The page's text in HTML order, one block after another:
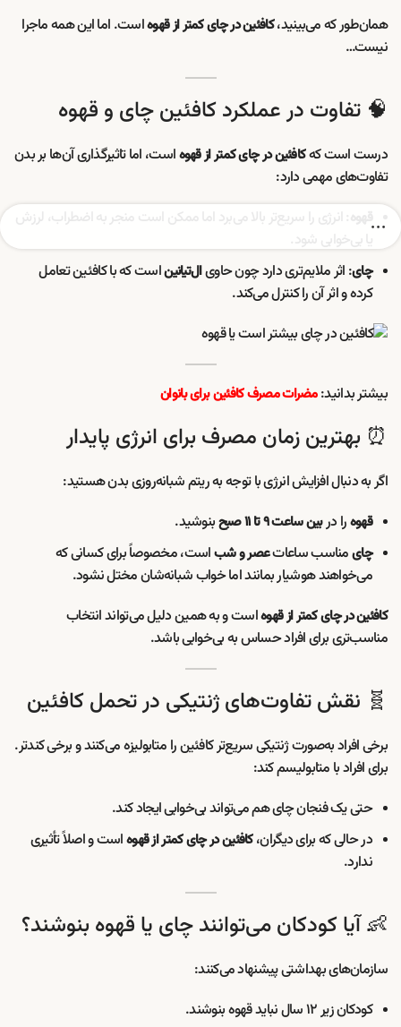
همان‌طور که می‌بینید،کافئین در چای کمتر از قهوهاست. اما این همه ماجرا
نیست…
🧠 تفاوت در عملکرد کافئین چای و قهوه
درست است کهکافئین در چای کمتر از قهوهاست، اما تاثیرگذاری آن‌ها بر بدن
تفاوت‌های مهمی دارد:
چای: اثر ملایم‌تری دارد چون حاویال‌تیانیناست که با کافئین تعامل
کرده و اثر آن را کنترل می‌کند.
بیشتر بدانید:مضرات مصرف کافئین برای بانوان
⏰ بهترین زمان مصرف برای انرژی پایدار
اگر به دنبال افزایش انرژی با توجه به ریتم شبانه‌روزی بدن هستید:
قهوهرا دربین ساعت ۹ تا ۱۱ صبح بنوشید.
چایمناسب ساعاتعصر و شباست، مخصوصاً برای کسانی که
می‌خواهند هوشیار بمانند اما خواب شبانه‌شان مختل نشود.
کافئین در چای کمتر از قهوهاست و به همین دلیل می‌تواند انتخاب
مناسب‌تری برای افراد حساس به بی‌خوابی باشد.
🧬 نقش تفاوت‌های ژنتیکی در تحمل کافئین
برخی افراد به‌صورت ژنتیکی سریع‌تر کافئین را متابولیزه می‌کنند و برخی کندتر.
برای افراد با متابولیسم کند:
حتی یک فنجان چای هم می‌تواند بی‌خوابی ایجاد کند.
در حالی که برای دیگران،کافئین در چای کمتر از قهوهاست و اصلاً تأثیری
ندارد.
👶 آیا کودکان می‌توانند چای یا قهوه بنوشند؟
سازمان‌های بهداشتی پیشنهاد می‌کنند:
کودکان زیر ۱۲ سال نباید قهوه بنوشند.